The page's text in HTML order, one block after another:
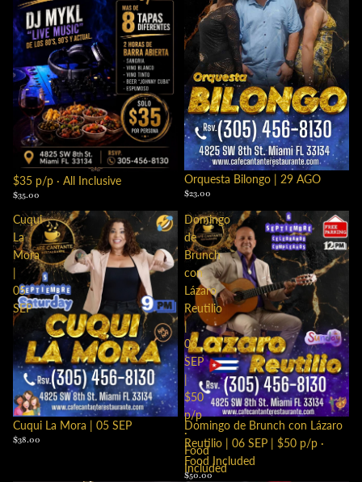
$35 p/p · All Inclusive
$35.00
Orquesta Bilongo | 29 AGO
$23.00
Cuqui
La
Mora
|
05
SEP
Cuqui La Mora | 05 SEP
$38.00
Domingo
de
Brunch
con
Lázaro
Reutilio
|
06
SEP
|
$50
p/p
·
Food
Included
Domingo de Brunch con Lázaro
Reutilio | 06 SEP | $50 p/p ·
Food Included
$50.00